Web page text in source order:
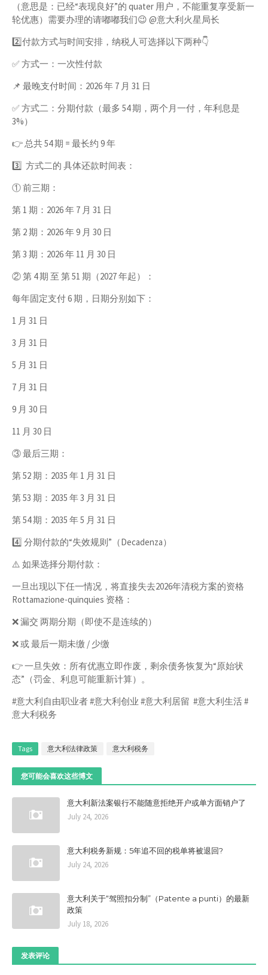
（意思是：已经“表现良好”的 quater 用户，不能重复享受新一
轮优惠）需要办理的请嘟嘟我们😉 @意大利火星局长
2️⃣付款方式与时间安排，纳税人可选择以下两种👇
✅ 方式一：一次性付款
📌 最晚支付时间：2026 年 7 月 31 日
✅ 方式二：分期付款（最多 54 期，两个月一付，年利息是
3%）
👉 总共 54 期 = 最长约 9 年
3️⃣ 方式二的 具体还款时间表：
① 前三期：
第 1 期：2026 年 7 月 31 日
第 2 期：2026 年 9 月 30 日
第 3 期：2026 年 11 月 30 日
② 第 4 期 至 第 51 期（2027 年起）：
每年固定支付 6 期，日期分别如下：
1 月 31 日
3 月 31 日
5 月 31 日
7 月 31 日
9 月 30 日
11 月 30 日
③ 最后三期：
第 52 期：2035 年 1 月 31 日
第 53 期：2035 年 3 月 31 日
第 54 期：2035 年 5 月 31 日
4️⃣ 分期付款的“失效规则”（Decadenza）
⚠️ 如果选择分期付款：
一旦出现以下任一情况，将直接失去2026年清税方案的资格
Rottamazione-quinquies 资格：
❌ 漏交 两期分期（即使不是连续的）
❌ 或 最后一期未缴 / 少缴
👉 一旦失效：所有优惠立即作废，剩余债务恢复为“原始状
态”（罚金、利息可能重新计算）。
#意大利自由职业者 #意大利创业 #意大利居留 #意大利生活 #
意大利税务
Tags 意大利法律政策 意大利税务
您可能会喜欢这些博文
意大利新法案银行不能随意拒绝开户或单方面销户了
July 24, 2026
意大利税务新规：5年追不回的税单将被退回?
July 24, 2026
意大利关于“驾照扣分制”（Patente a punti）的最新
政策
July 18, 2026
发表评论